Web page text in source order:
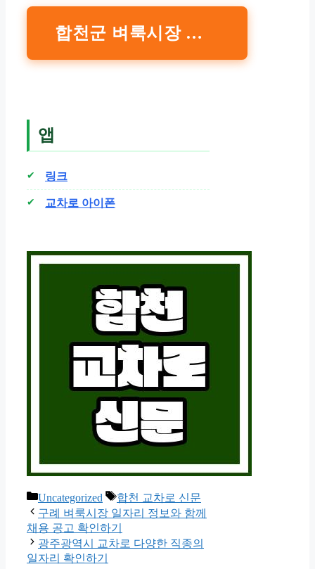
합천군 벼룩시장 일자리
앱
링크
교차로 아이폰
Categories
Uncategorized Tags
합천 교차로 신문
구례 벼룩시장 일자리 정보와 함께
채용 공고 확인하기
광주광역시 교차로 다양한 직종의
일자리 확인하기